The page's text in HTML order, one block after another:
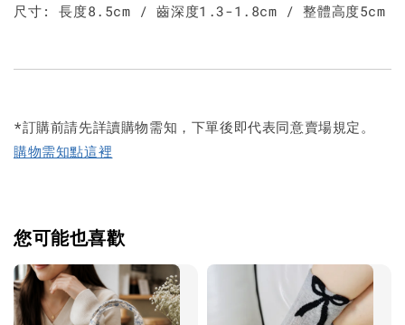
尺寸: 長度8.5cm / 齒深度1.3-1.8cm / 整體高度5cm
*訂購前請先詳讀購物需知，下單後即代表同意賣場規定。
購物需知點這裡
您可能也喜歡